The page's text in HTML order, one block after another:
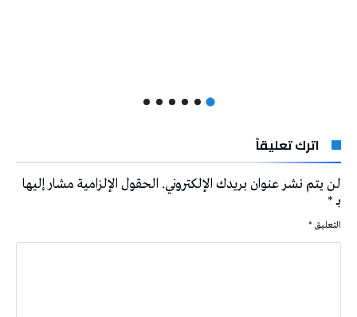
اترك تعليقاً
لن يتم نشر عنوان بريدك الإلكتروني. الحقول الإلزامية مشار إليها
بـ*
التعليق *